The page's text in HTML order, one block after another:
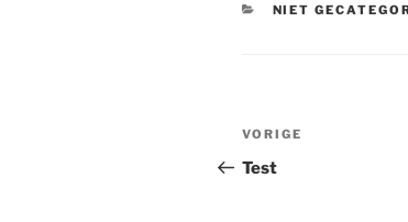
CATEGORIEËN
NIET
Bericht
navigatie
Vorig
bericht
VORIGE
Test